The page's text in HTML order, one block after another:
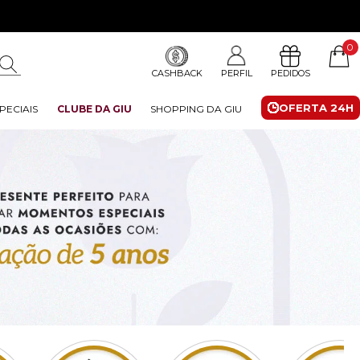
CASHBACK PERFIL PEDIDOS
0
OFERTA 24H
CLUBE DA GIU SHOPPING DA GIU